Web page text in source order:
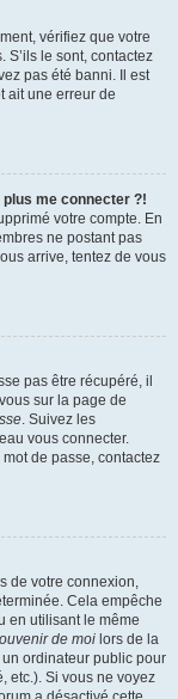
vérifiez que votre
S’ils le sont, contactez
pas été banni. Il est
ait une erreur de
me connecter ?!
votre compte. En
ne postant pas
arrive, tentez de vous
pas être récupéré, il
sur la page de
. Suivez les
vous connecter.
de passe, contactez
de votre connexion,
Cela empêche
en utilisant le même
de moi lors de la
ordinateur public pour
etc.). Si vous ne voyez